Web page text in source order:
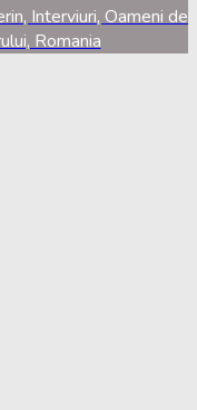
Interviuri, Oameni de
Romania